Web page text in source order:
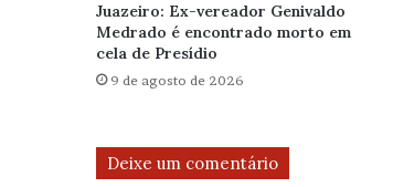
Juazeiro: Ex-vereador Genivaldo
Medrado é encontrado morto em
cela de Presídio
9 de agosto de 2026
Deixe um comentário